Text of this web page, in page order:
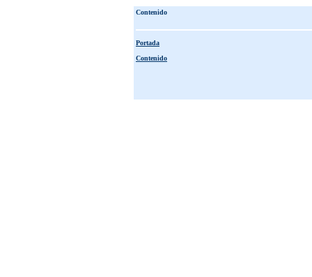
Contenido
Portada
Contenido